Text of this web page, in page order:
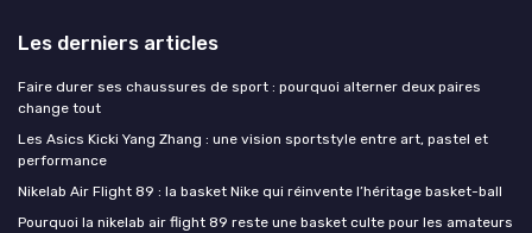
Les derniers articles
Faire durer ses chaussures de sport : pourquoi alterner deux paires
change tout
Les Asics Kicki Yang Zhang : une vision sportstyle entre art, pastel et
performance
Nikelab Air Flight 89 : la basket Nike qui réinvente l’héritage basket-ball
Pourquoi la nikelab air flight 89 reste une basket culte pour les amateurs